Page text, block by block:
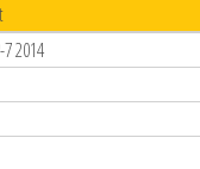
7 2014